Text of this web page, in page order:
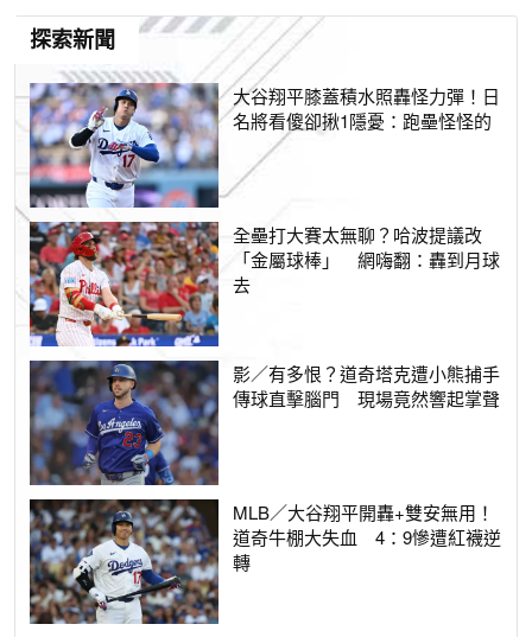
探索新聞
大谷翔平膝蓋積水照轟怪力彈！日
名將看傻卻揪1隱憂：跑壘怪怪的
全壘打大賽太無聊？哈波提議改
「金屬球棒」 網嗨翻：轟到月球
去
影／有多恨？道奇塔克遭小熊捕手
傳球直擊腦門 現場竟然響起掌聲
MLB／大谷翔平開轟+雙安無用！
道奇牛棚大失血 4：9慘遭紅襪逆
轉